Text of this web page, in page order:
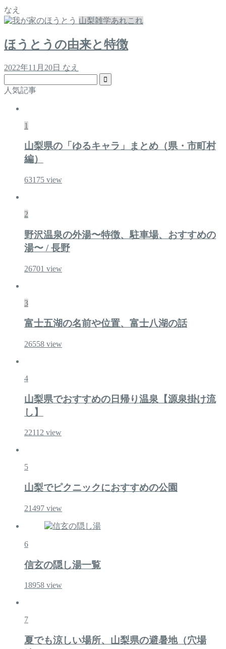
なえ
山梨雑学あれこれ
ほうとうの由来と特徴
2022年11月20日 なえ
人気記事
1
山梨県の「ゆるキャラ」まとめ（県・市町村
編）
63175 view
2
野沢温泉の外湯〜特徴、駐車場、おすすめの
湯〜 / 長野
26701 view
3
富士五湖の名前や位置、富士八湖の話
26558 view
4
山梨県でおすすめの日帰り温泉【源泉掛け流
し】
22112 view
5
山梨でピクニックにおすすめの公園
21497 view
6
信玄の隠し湯一覧
18958 view
7
夏でも涼しい場所、山梨県の避暑地（穴場